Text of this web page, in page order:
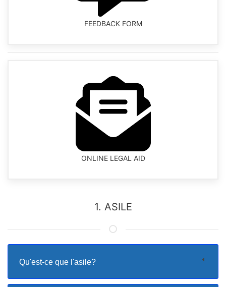
FEEDBACK FORM
ONLINE LEGAL AID
1. ASILE
Qu'est-ce que l'asile?